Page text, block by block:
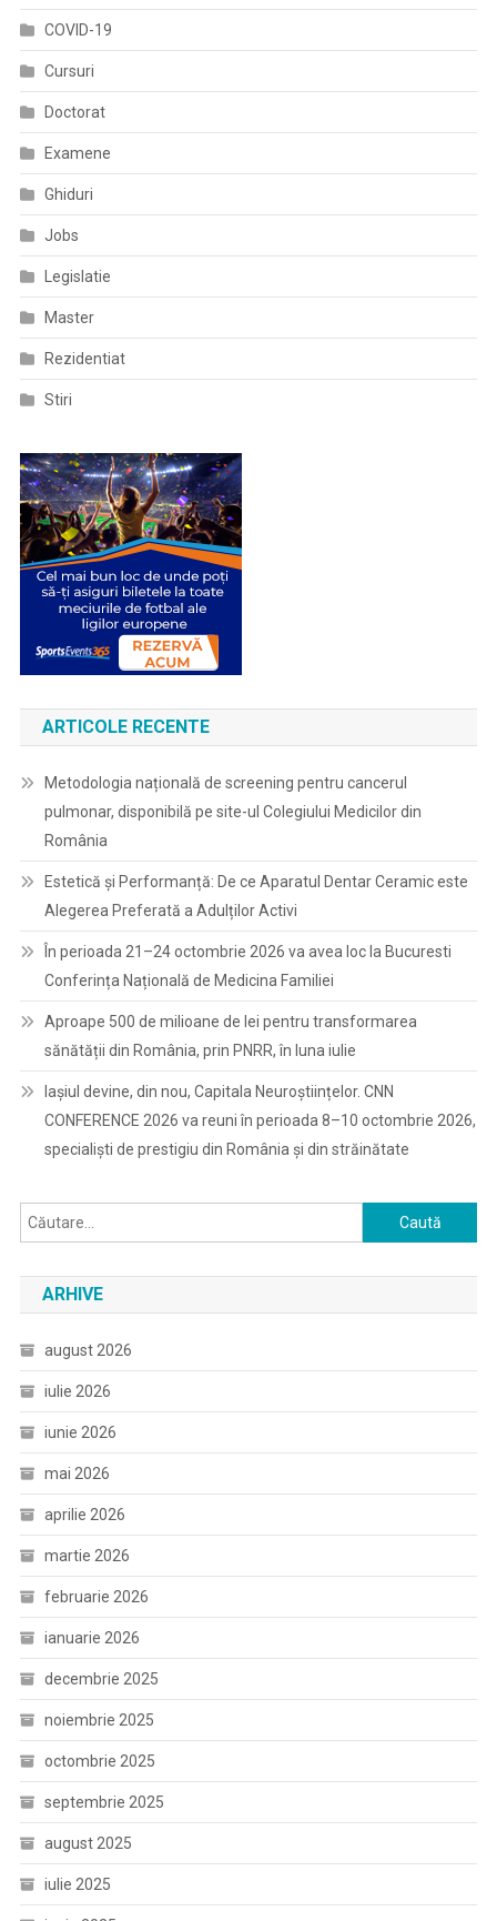
Motorii
COVID-19
Cursuri
Doctorat
Examene
Ghiduri
Jobs
Legislatie
Master
Rezidentiat
Stiri
ARTICOLE RECENTE
Metodologia națională de screening pentru cancerul
pulmonar, disponibilă pe site-ul Colegiului Medicilor din
România
Estetică și Performanță: De ce Aparatul Dentar Ceramic este
Alegerea Preferată a Adulților Activi
În perioada 21–24 octombrie 2026 va avea loc la Bucuresti
Conferința Națională de Medicina Familiei
Aproape 500 de milioane de lei pentru transformarea
sănătății din România, prin PNRR, în luna iulie
Iașiul devine, din nou, Capitala Neuroștiințelor. CNN
CONFERENCE 2026 va reuni în perioada 8–10 octombrie 2026,
specialiști de prestigiu din România și din străinătate
Caută
după:
ARHIVE
august 2026
iulie 2026
iunie 2026
mai 2026
aprilie 2026
martie 2026
februarie 2026
ianuarie 2026
decembrie 2025
noiembrie 2025
octombrie 2025
septembrie 2025
august 2025
iulie 2025